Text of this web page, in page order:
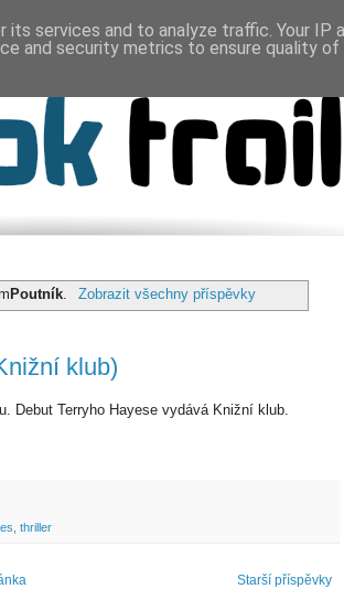
Poutník Zobrazit všechny příspěvky
klub)
Debut Terryho Hayese vydává Knižní klub.
thriller
Starší příspěvky
services and to analyze traffic. Your IP
and security metrics to ensure quality of